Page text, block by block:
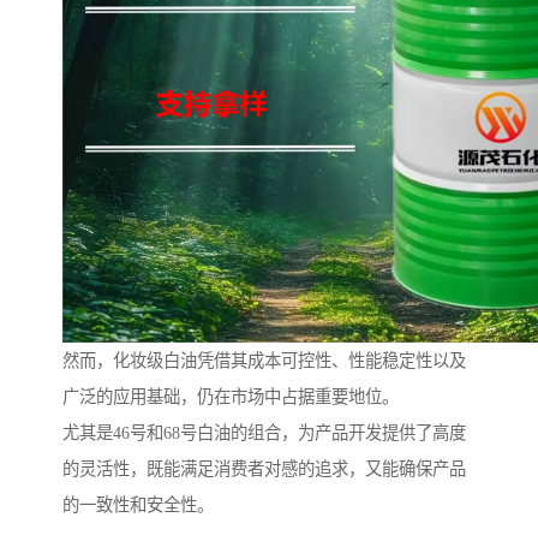
然而，化妆级白油凭借其成本可控性、性能稳定性以及
广泛的应用基础，仍在市场中占据重要地位。
尤其是46号和68号白油的组合，为产品开发提供了高度
的灵活性，既能满足消费者对感的追求，又能确保产品
的一致性和安全性。